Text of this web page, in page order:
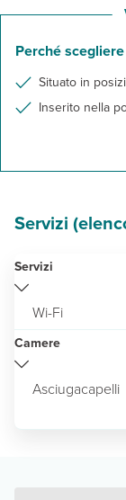
Perché
Situato in
Inserito nella
Servizi
Servizi
Wi-Fi
Camere
Asciugacapelli